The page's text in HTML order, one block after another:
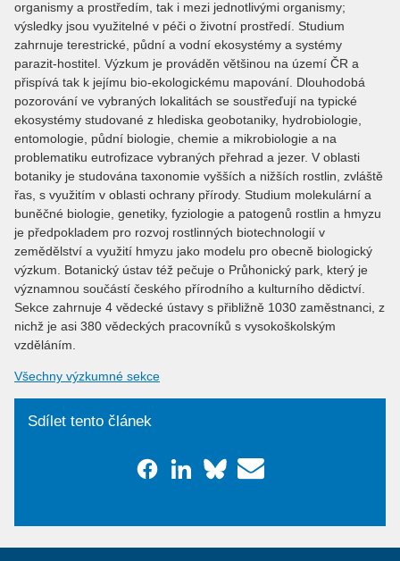
organismy a prostředím, tak i mezi jednotlivými organismy;
výsledky jsou využitelné v péči o životní prostředí. Studium
zahrnuje terestrické, půdní a vodní ekosystémy a systémy
parazit-hostitel. Výzkum je prováděn většinou na území ČR a
přispívá tak k jejímu bio-ekologickému mapování. Dlouhodobá
pozorování ve vybraných lokalitách se soustřeďují na typické
ekosystémy studované z hlediska geobotaniky, hydrobiologie,
entomologie, půdní biologie, chemie a mikrobiologie a na
problematiku eutrofizace vybraných přehrad a jezer. V oblasti
botaniky je studována taxonomie vyšších a nižších rostlin, zvláště
řas, s využitím v oblasti ochrany přírody. Studium molekulární a
buněčné biologie, genetiky, fyziologie a patogenů rostlin a hmyzu
je předpokladem pro rozvoj rostlinných biotechnologií v
zemědělství a využití hmyzu jako modelu pro obecně biologický
výzkum. Botanický ústav též pečuje o Průhonický park, který je
významnou součástí českého přírodního a kulturního dědictví.
Sekce zahrnuje 4 vědecké ústavy s přibližně 1030 zaměstnanci, z
nichž je asi 380 vědeckých pracovníků s vysokoškolským
vzděláním.
Všechny výzkumné sekce
Sdílet tento článek